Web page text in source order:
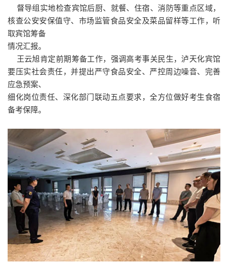
督导组实地检查宾馆后厨、就餐、住宿、消防等重点区域，
核查公安安保值守、市场监管食品安全及菜品留样等工作，听
取宾馆筹备
情况汇报。
王云旭肯定前期筹备工作，强调高考事关民生，泸天化宾馆
要压实社会责任，并提出严守食品安全、严控周边噪音、完善
应急预案、
细化岗位责任、深化部门联动五点要求，全方位做好考生食宿
备考保障。